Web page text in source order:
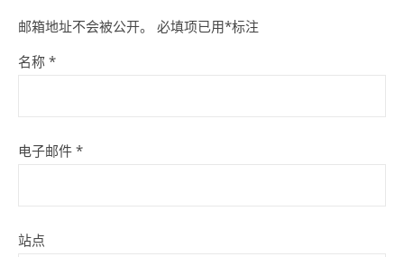
邮箱地址不会被公开。 必填项已用*标注
名称 *
电子邮件 *
站点